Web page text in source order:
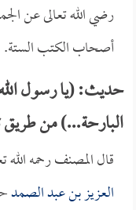
رضي الله تعالى عن
أصحاب الكتب الستة.
حديث: (يا رسول
البارحة...) من طريق
قال المصنف رحمه الله
العزيز بن عبد الصمد